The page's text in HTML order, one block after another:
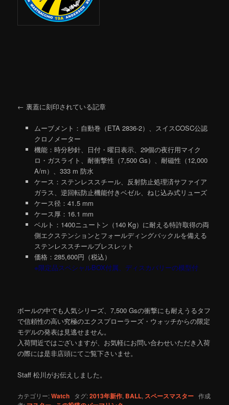
← 裏蓋に刻印されている記章
ムーブメント：自動巻（ETA 2836-2）、スイスCOSC公認
クロノメーター
機能：時分秒針、日付・曜日表示、29個の夜行用マイク
ロ・ガスライト、耐衝撃性（7,500 Gs）、耐磁性（12,000
A/m）、333 m 防水
ケース：ステンレススチール、反射防止処理済サファイア
ガラス、逆回転防止機能付きベゼル、ねじ込み式リューズ
ケース径：41.5 mm
ケース厚：16.1 mm
ベルト：1400ニュートン（140 Kg）に耐える特許取得の両
側エクステンションとフォールディングバックルを備える
ステンレススチールブレスレット
価格：285,600円（税込）
※限定品スペシャルBOX付属、ディスカバリーの模型付
ボールの中でも人気シリーズ、7,500 Gsの衝撃にも耐えうるタフ
で信頼性の高い究極のエクスプローラーズ・ウォッチからの限定
モデルの発表は見逃せません。
入荷間近ではございますが、お気軽にお問い合わせいただき入荷
の際には是非店頭にてご覧下さいませ。
Staff 松川がお伝えしました。
カテゴリー:Watch タグ:2013年新作, BALL, スペースマスター 作成